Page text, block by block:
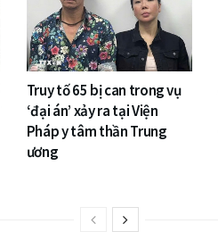
Truy tố 65 bị can trong vụ
‘đại án’ xảy ra tại Viện
Pháp y tâm thần Trung
ương